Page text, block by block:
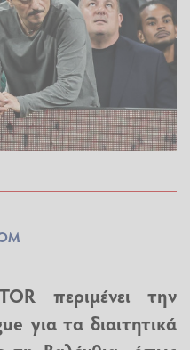
περιμένει την
για τα διαιτητικά